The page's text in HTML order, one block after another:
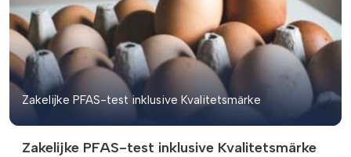
Zakelijke PFAS-test inklusive Kvalitetsmärke
Zakelijke PFAS-test inklusive Kvalitetsmärke